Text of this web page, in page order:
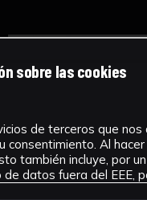
sobre las cookies
de terceros que
consentimiento. Al
también incluye, por
datos fuera del EEE,